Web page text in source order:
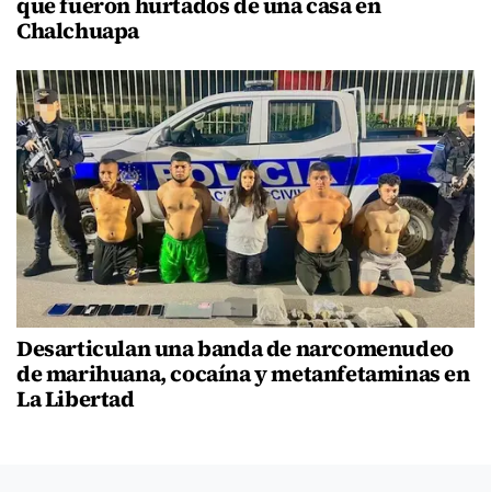
Chalchuapa
Desarticulan una banda de narcomenudeo
de marihuana, cocaína y metanfetaminas en
La Libertad